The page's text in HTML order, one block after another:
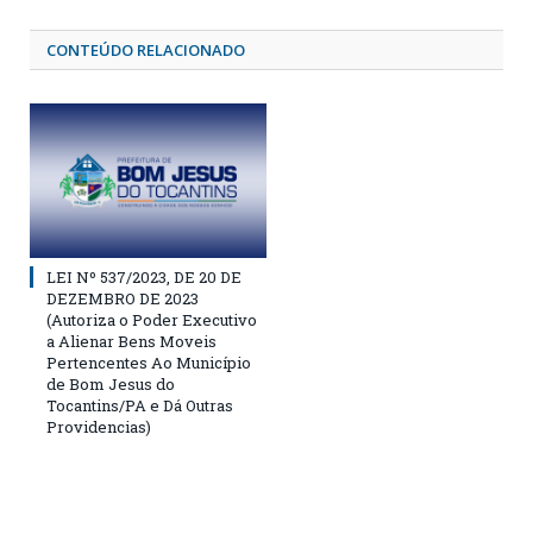
CONTEÚDO RELACIONADO
LEI Nº 537/2023, DE 20 DE
DEZEMBRO DE 2023
(Autoriza o Poder Executivo
a Alienar Bens Moveis
Pertencentes Ao Município
de Bom Jesus do
Tocantins/PA e Dá Outras
Providencias)